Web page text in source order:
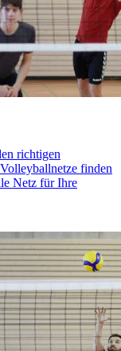
richtigen
finden
Netz für Ihre